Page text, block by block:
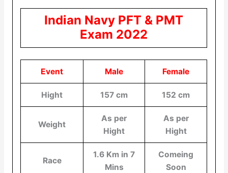
Indian Navy PFT & PMT
Exam 2022
Event Male Female
Hight 157 cm 152 cm
Weight
As per
Hight
As per
Hight
Race
1.6 Km in 7
Mins
Comeing
Soon